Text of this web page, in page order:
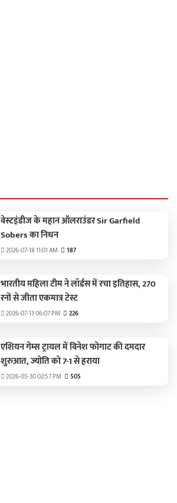
वेस्टइंडीज के महान ऑलराउंडर Sir Garfield
Sobers का निधन
2026-07-18 11:01 AM 187
भारतीय महिला टीम ने लॉर्डस में रचा इतिहास, 270
रनों से जीता एकमात्र टेस्ट
2026-07-13 06:07 PM 226
एशियन गेम्स ट्रायल में विनेश फोगाट की दमदार
शुरुआत, ज्योति को 7-1 से हराया
2026-05-30 02:57 PM 505